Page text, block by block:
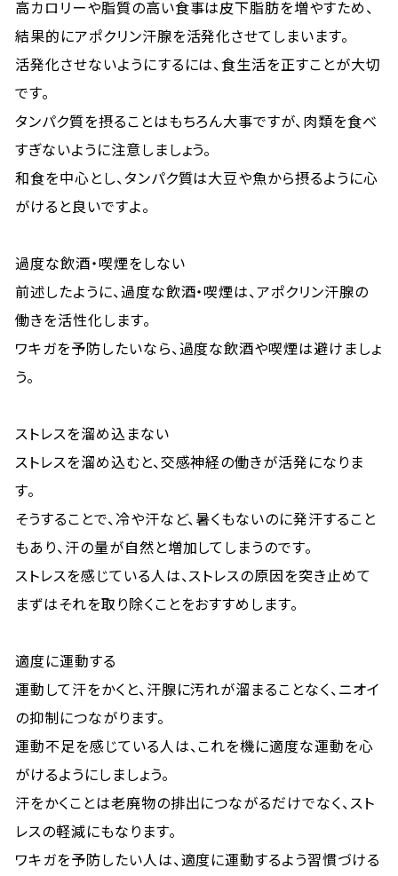
高カロリーや脂質の高い食事は皮下脂肪を増やすため、
結果的にアポクリン汗腺を活発化させてしまいます。
活発化させないようにするには、食生活を正すことが大切
です。
タンパク質を摂ることはもちろん大事ですが、肉類を食べ
すぎないように注意しましょう。
和食を中心とし、タンパク質は大豆や魚から摂るように心
がけると良いですよ。
過度な飲酒・喫煙をしない
前述したように、過度な飲酒・喫煙は、アポクリン汗腺の
働きを活性化します。
ワキガを予防したいなら、過度な飲酒や喫煙は避けましょ
う。
ストレスを溜め込まない
ストレスを溜め込むと、交感神経の働きが活発になりま
す。
そうすることで、冷や汗など、暑くもないのに発汗すること
もあり、汗の量が自然と増加してしまうのです。
ストレスを感じている人は、ストレスの原因を突き止めて
まずはそれを取り除くことをおすすめします。
適度に運動する
運動して汗をかくと、汗腺に汚れが溜まることなく、ニオイ
の抑制につながります。
運動不足を感じている人は、これを機に適度な運動を心
がけるようにしましょう。
汗をかくことは老廃物の排出につながるだけでなく、スト
レスの軽減にもなります。
ワキガを予防したい人は、適度に運動するよう習慣づける